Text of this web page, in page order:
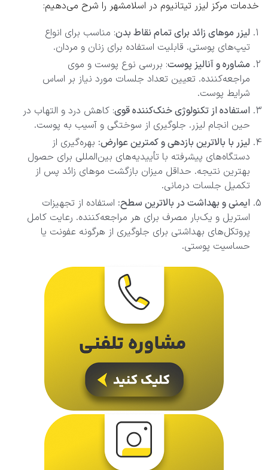
خدمات مرکز لیزر تیتانیوم در اسلامشهر را شرح می‌دهیم:
لیزر موهای زائد برای تمام نقاط بدن: مناسب برای انواع
تیپ‌های پوستی. قابلیت استفاده برای زنان و مردان.
مشاوره و آنالیز پوست: بررسی نوع پوست و موی
مراجعه‌کننده. تعیین تعداد جلسات مورد نیاز بر اساس
شرایط پوست.
استفاده از تکنولوژی خنک‌کننده قوی: کاهش درد و التهاب در
حین انجام لیزر. جلوگیری از سوختگی و آسیب به پوست.
لیزر با بالاترین بازدهی و کمترین عوارض: بهره‌گیری از
دستگاه‌های پیشرفته با تأییدیه‌های بین‌المللی برای حصول
بهترین نتیجه. حداقل میزان بازگشت موهای زائد پس از
تکمیل جلسات درمانی.
ایمنی و بهداشت در بالاترین سطح: استفاده از تجهیزات
استریل و یک‌بار مصرف برای هر مراجعه‌کننده. رعایت کامل
پروتکل‌های بهداشتی برای جلوگیری از هرگونه عفونت یا
حساسیت پوستی.